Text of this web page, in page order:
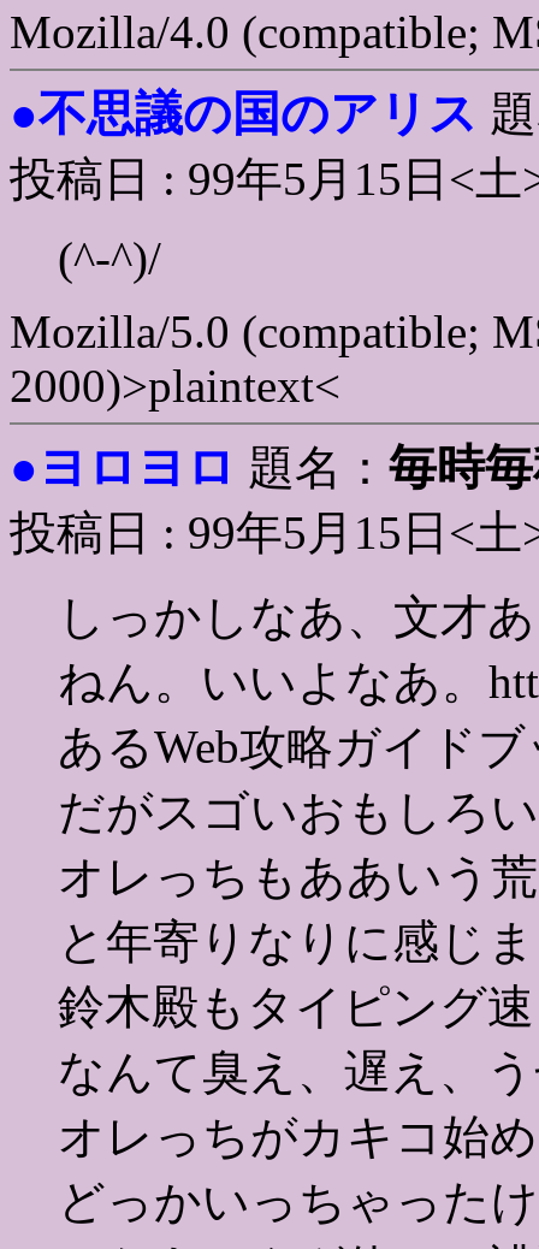
Mozilla/4.0 (compatible;
●不思議の国のアリス
投稿日 : 99年5月15日<土
(^-^)/
Mozilla/5.0 (compatible;
2000)>plaintext<
● ヨロヨロ 題名： 毎時
投稿日 : 99年5月15日<土
しっかしなあ、文才
ねん。いいよなあ。
あるWeb攻略ガイド
だがスゴいおもしろ
オレっちもああいう
と年寄りなりに感じ
鈴木殿もタイピング
なんて臭え、遅え、
オレっちがカキコ始
どっかいっちゃった